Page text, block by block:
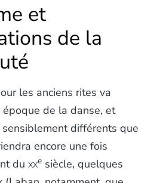
et
de la
les anciens rites va
de la danse, et
différents que
encore une fois
du xxe siècle, quelques